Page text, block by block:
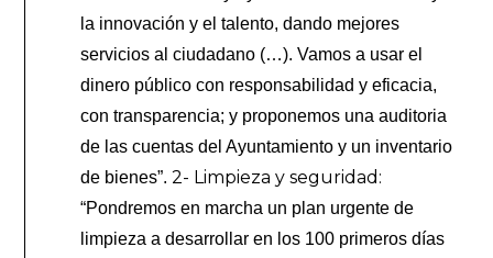
la innovación y el talento, dando mejores
servicios al ciudadano (…). Vamos a usar el
dinero público con responsabilidad y eficacia,
con transparencia; y proponemos una auditoria
de las cuentas del Ayuntamiento y un inventario
de bienes”.2- Limpieza y seguridad:
“Pondremos en marcha un plan urgente de
limpieza a desarrollar en los 100 primeros días